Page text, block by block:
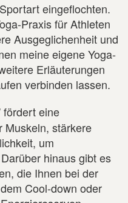
eingeflochten.
Praxis für Athleten
Ausgeglichenheit und
meine eigene Yoga-
Erläuterungen
verbinden lassen.
fördert eine
Muskeln, stärkere
um
hinaus gibt es
die Ihnen bei der
Cool-down oder